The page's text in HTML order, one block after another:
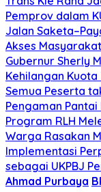
Pemprov dalam
Jalan
Akses
Gubernur Sherly
Kehilangan
Semua Peserta
Pengaman Pantai
Program RLH
Warga Rasakan
Implementasi
sebagai UKPBJ
Ahmad Purbaya